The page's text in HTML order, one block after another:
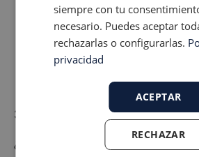
críticas). Como auditor, ver un
bien ejecutado da muchísima
❌Lo malo: Sigue heredando
3. El Pragmático: Desarrollo
¿Por qué esperar un año para ver el
siempre con tu
necesario. Puedes aceptar
rechazarlas o configurarlas.
privacidad
ACEPTAR
RECHAZAR